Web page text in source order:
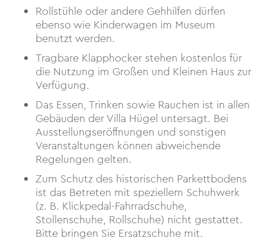
Rollstühle oder andere Gehhilfen dürfen
ebenso wie Kinderwagen im Museum
benutzt werden.
Tragbare Klapphocker stehen kostenlos für
die Nutzung im Großen und Kleinen Haus zur
Verfügung.
Das Essen, Trinken sowie Rauchen ist in allen
Gebäuden der Villa Hügel untersagt. Bei
Ausstellungseröffnungen und sonstigen
Veranstaltungen können abweichende
Regelungen gelten.
Zum Schutz des historischen Parkettbodens
ist das Betreten mit speziellem Schuhwerk
(z. B. Klickpedal-Fahrradschuhe,
Stollenschuhe, Rollschuhe) nicht gestattet.
Bitte bringen Sie Ersatzschuhe mit.